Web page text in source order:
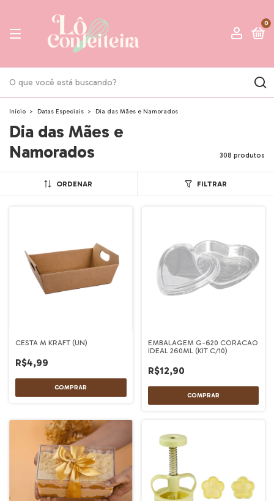
0
Início > Datas Especiais > Dia das Mães e Namorados
Dia das Mães e
Namorados
308 produtos
ORDENAR FILTRAR
CESTA M KRAFT (UN)
R$4,99
EMBALAGEM G-620 CORACAO
IDEAL 260ML (KIT C/10)
R$12,90